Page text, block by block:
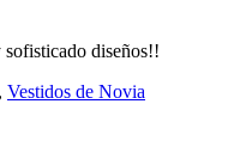
sofisticado diseños!!
, Vestidos de Novia